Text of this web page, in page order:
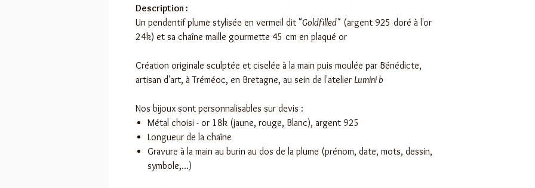
Description :
Un pendentif plume stylisée en vermeil dit "Goldfilled" (argent 925 doré à l'or
24k) et sa chaîne maille gourmette 45 cm en plaqué or
Création originale sculptée et ciselée à la main puis moulée par Bénédicte,
artisan d'art, à Tréméoc, en Bretagne, au sein de l'atelier Lumini b
Nos bijoux sont personnalisables sur devis :
Métal choisi - or 18k (jaune, rouge, Blanc), argent 925
Longueur de la chaîne
Gravure à la main au burin au dos de la plume (prénom, date, mots, dessin,
symbole,...)